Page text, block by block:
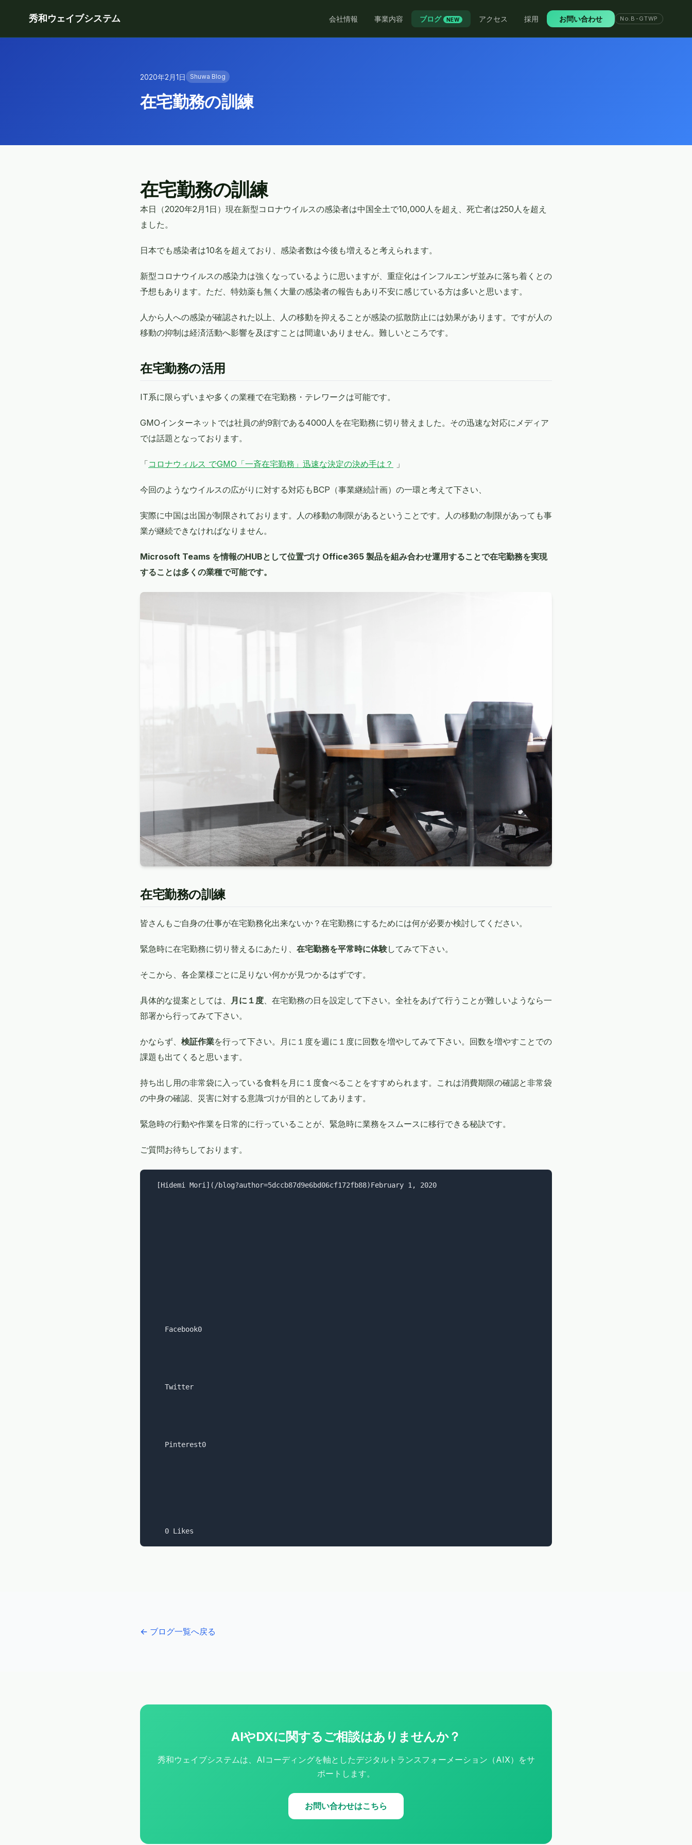
秀和ウェイブシステム 会社情報 事業内容 ブログ NEW アクセス 採用 お問い合わせ No.B-GTWP
2020年2月1日 Shuwa Blog
在宅勤務の訓練
在宅勤務の訓練
本日（2020年2月1日）現在新型コロナウイルスの感染者は中国全土で10,000人を超え、死亡者は250人を超え
ました。
日本でも感染者は10名を超えており、感染者数は今後も増えると考えられます。
新型コロナウイルスの感染力は強くなっているように思いますが、重症化はインフルエンザ並みに落ち着くとの
予想もあります。ただ、特効薬も無く大量の感染者の報告もあり不安に感じている方は多いと思います。
人から人への感染が確認された以上、人の移動を抑えることが感染の拡散防止には効果があります。ですが人の
移動の抑制は経済活動へ影響を及ぼすことは間違いありません。難しいところです。
在宅勤務の活用
IT系に限らずいまや多くの業種で在宅勤務・テレワークは可能です。
GMOインターネットでは社員の約9割である4000人を在宅勤務に切り替えました。その迅速な対応にメディア
では話題となっております。
「コロナウィルス でGMO「一斉在宅勤務」迅速な決定の決め手は？ 」
今回のようなウイルスの広がりに対する対応もBCP（事業継続計画）の一環と考えて下さい、
実際に中国は出国が制限されております。人の移動の制限があるということです。人の移動の制限があっても事
業が継続できなければなりません。
Microsoft Teams を情報のHUBとして位置づけ Office365 製品を組み合わせ運用することで在宅勤務を実現
することは多くの業種で可能です。
在宅勤務の訓練
皆さんもご自身の仕事が在宅勤務化出来ないか？在宅勤務にするためには何が必要か検討してください。
緊急時に在宅勤務に切り替えるにあたり、 在宅勤務を平常時に体験してみて下さい。
そこから、各企業様ごとに足りない何かが見つかるはずです。
具体的な提案としては、 月に１度、在宅勤務の日を設定して下さい。全社をあげて行うことが難しいようなら一
部署から行ってみて下さい。
かならず、 検証作業を行って下さい。月に１度を週に１度に回数を増やしてみて下さい。回数を増やすことでの
課題も出てくると思います。
持ち出し用の非常袋に入っている食料を月に１度食べることをすすめられます。これは消費期限の確認と非常袋
の中身の確認、災害に対する意識づけが目的としてあります。
緊急時の行動や作業を日常的に行っていることが、緊急時に業務をスムースに移行できる秘訣です。
ご質問お待ちしております。
  [Hidemi Mori](/blog?author=5dccb87d9e6bd06cf172fb88)February 1, 2020
    Facebook0
    Twitter
    Pinterest0
← ブログ一覧へ戻る
AIやDXに関するご相談はありませんか？
秀和ウェイブシステムは、AIコーディングを軸としたデジタルトランスフォーメーション（AIX）をサ
ポートします。
お問い合わせはこちら